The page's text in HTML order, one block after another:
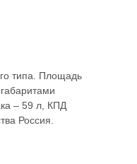
типа. Площадь
– 59 л, КПД
Россия.